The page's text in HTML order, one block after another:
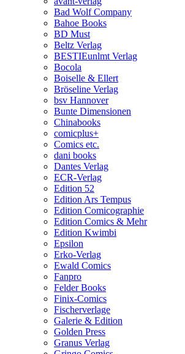
Bad Wolf Company
Bahoe Books
BD Must
Beltz Verlag
BESTIEunlmt Verlag
Bocola
Boiselle & Ellert
Bröseline Verlag
bsv Hannover
Bunte Dimensionen
Chinabooks
comicplus+
Comics etc.
dani books
Dantes Verlag
ECR-Verlag
Edition 52
Edition Ars Tempus
Edition Comicographie
Edition Comics & Mehr
Edition Kwimbi
Epsilon
Erko-Verlag
Ewald Comics
Fanpro
Felder Books
Finix-Comics
Fischerverlage
Galerie & Edition
Golden Press
Granus Verlag